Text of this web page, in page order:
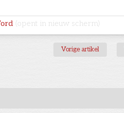
(opent in nieuw scherm)
Vorige artikel